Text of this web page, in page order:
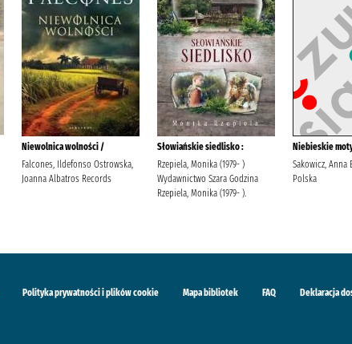
Niewolnica wolności /
Falcones, Ildefonso Ostrowska,
Joanna Albatros Records
Słowiańskie siedlisko :
Rzepiela, Monika (1979- )
Wydawnictwo Szara Godzina
Rzepiela, Monika (1979- ).
Niebieskie
Sakowicz, Anna
Polska
Polityka prywatności i plików cookie Mapa bibliotek FAQ Deklaracja